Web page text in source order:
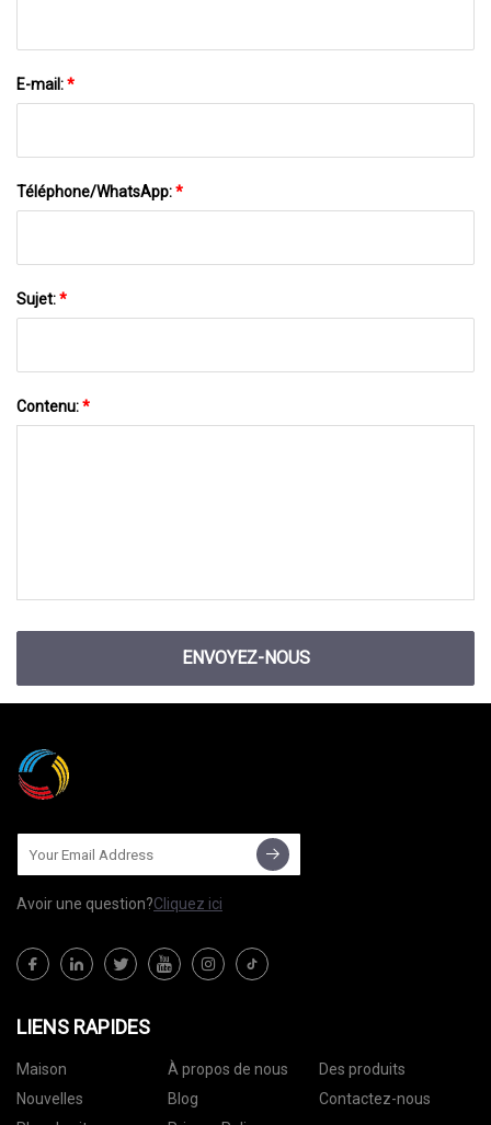
E-mail:*
Téléphone/WhatsApp:*
Sujet:*
Contenu:*
ENVOYEZ-NOUS
Avoir une question?Cliquez ici
LIENS RAPIDES
Maison À propos de nous
Des produits
Nouvelles
Blog
Contactez-nous